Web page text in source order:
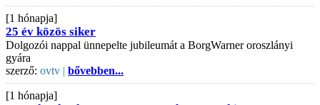
[1 hónapja]
25 év közös siker
Dolgozói nappal ünnepelte jubileumát a BorgWarner oroszlányi
gyára
szerző: ovtv | bővebben...
[1 hónapja]